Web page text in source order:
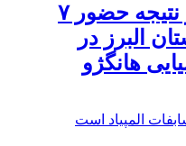
۲ مدال برنز نتیجه حضور ۷
البرز در
هانگژو